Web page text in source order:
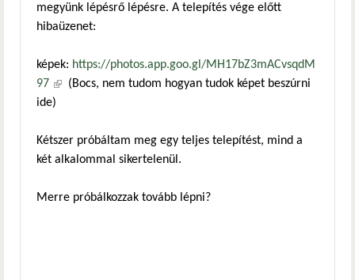
megyünk lépésrő lépésre. A telepítés vége előtt
hibaüzenet:
képek: https://photos.app.goo.gl/MH17bZ3mACvsqdM
97 (külső hivatkozás)
(Bocs, nem tudom hogyan tudok képet beszúrni
ide)
Kétszer próbáltam meg egy teljes telepítést, mind a
két alkalommal sikertelenül.
Merre próbálkozzak tovább lépni?